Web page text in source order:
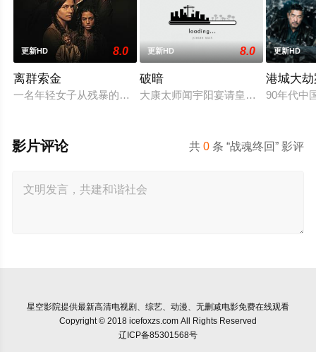
更新HD 8.0
离群索金
一名年轻女子从残暴的亡命团伙手中劫走了一批黄金，一路逃
更新HD 8.0
破暗
大康太师闻宇阳宴请皇上义子神策府
更新HD
港城大
90年代中
共0 条 “战魂终回” 影评
影片评论
星空影院提供最新高清电视剧、综艺、动漫、无删减电影免费在线观看
Copyright © 2018 icefoxzs.com All Rights Reserved
辽ICP备85301568号